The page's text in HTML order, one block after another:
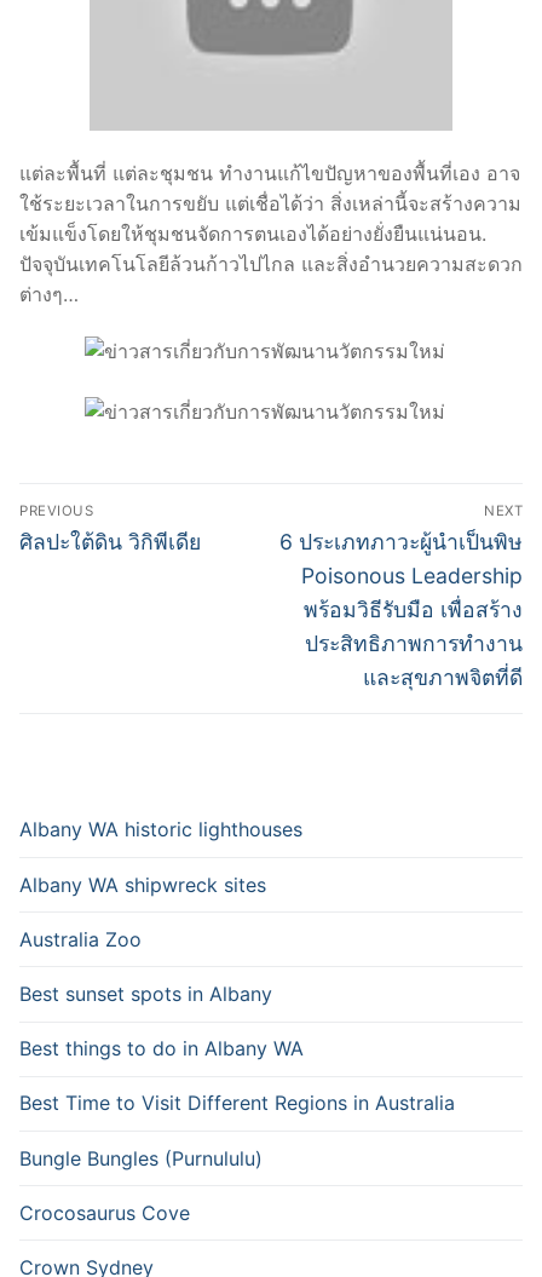
แต่ละพื้นที่ แต่ละชุมชน ทำงานแก้ไขปัญหาของพื้นที่เอง อาจ
ใช้ระยะเวลาในการขยับ แต่เชื่อได้ว่า สิ่งเหล่านี้จะสร้างความ
เข้มแข็งโดยให้ชุมชนจัดการตนเองได้อย่างยั่งยืนแน่นอน.
ปัจจุบันเทคโนโลยีล้วนก้าวไปไกล และสิ่งอำนวยความสะดวก
ต่างๆ…
Post
navigation
PREVIOUS
Previous
ศิลปะใต้ดิน วิกิพีเดีย
NEXT
Next
post:
6 ประเภทภาวะผู้นำเป็นพิษ
Poisonous Leadership
พร้อมวิธีรับมือ เพื่อสร้าง
ประสิทธิภาพการทำงาน
และสุขภาพจิตที่ดี
Albany WA historic lighthouses
Albany WA shipwreck sites
Australia Zoo
Best sunset spots in Albany
Best things to do in Albany WA
Best Time to Visit Different Regions in Australia
Bungle Bungles (Purnululu)
Crocosaurus Cove
Crown Sydney